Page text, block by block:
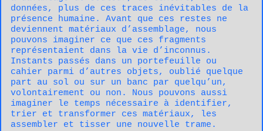
données, plus de ces traces inévitables de la
présence humaine. Avant que ces restes ne
deviennent matériaux d’assemblage, nous
pouvons imaginer ce que ces fragments
représentaient dans la vie d’inconnus.
Instants passés dans un portefeuille ou
cahier parmi d’autres objets, oublié quelque
part au sol ou sur un banc par quelqu’un,
volontairement ou non. Nous pouvons aussi
imaginer le temps nécessaire à identifier,
trier et transformer ces matériaux, les
assembler et tisser une nouvelle trame.